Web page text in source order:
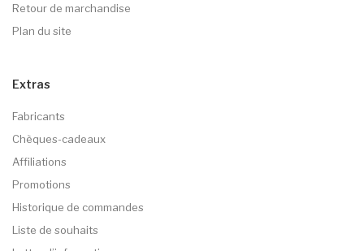
Retour de marchandise
Plan du site
Extras
Fabricants
Chèques-cadeaux
Affiliations
Promotions
Historique de commandes
Liste de souhaits